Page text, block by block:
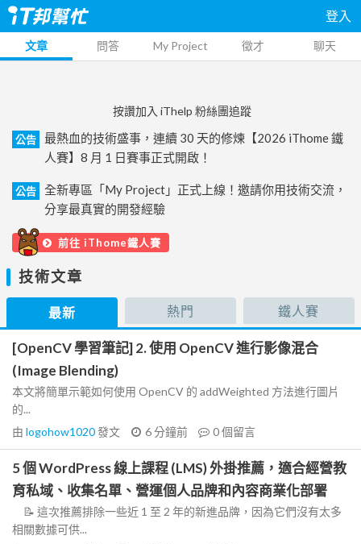
登入
文章 問答 My Project 徵才 聊天
按讚加入 iThelp 粉絲團追蹤
公告
最熱血的技術盛事，連續 30 天的修煉【2026 iThome 鐵
人賽】8 月 1 日賽事正式開啟！
公告
全新專區「My Project」正式上線！邀請你用技術交流，
分享最真實的開發經驗
前往 iThome鐵人賽
技術文章
最新 熱門 鐵人賽
[OpenCV 學習筆記] 2. 使用 OpenCV 進行影像混合
(Image Blending)
本文將簡單示範如何使用 OpenCV 的 addWeighted 方法進行圖片
的...
由 logohow1020發文 6 分鐘前 0個留言
5 個 WordPress 線上課程 (LMS) 外掛推薦，適合經營教
育私域、收集名單、營運個人品牌和內容商業化部署
📝 這次推薦排除一些近 1 至 2 年的新進品牌，因為它們沒有太多
相關數據可供...